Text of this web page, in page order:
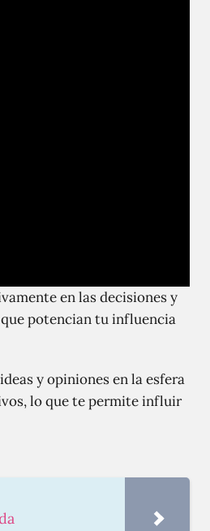
en las decisiones y
potencian tu influencia
y opiniones en la esfera
lo que te permite influir